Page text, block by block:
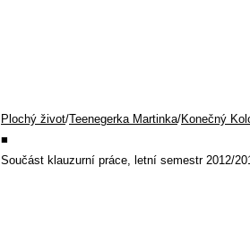
Plochý život/Teenegerka Martinka/Konečný
■
Součást klauzurní práce, letní semestr 2012/